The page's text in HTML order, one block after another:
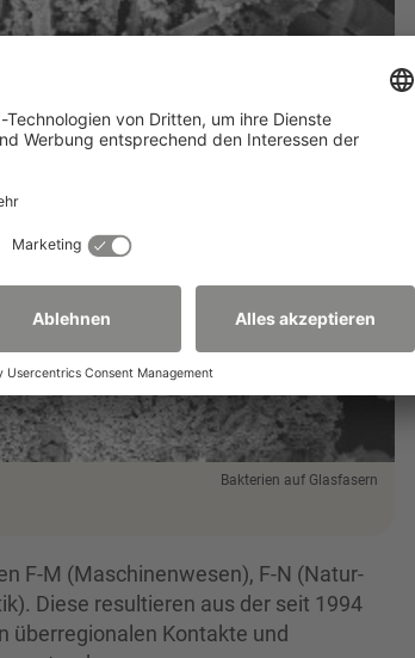
Bakterien auf Glasfasern
F-M (Maschinenwesen), F-N (Natur-
Diese resultieren aus der seit 1994
überregionalen Kontakte und